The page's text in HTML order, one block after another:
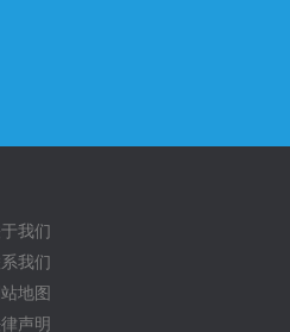
我们
我们
地图
声明